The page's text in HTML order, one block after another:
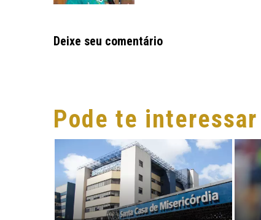
Deixe seu comentário
Pode te interessar